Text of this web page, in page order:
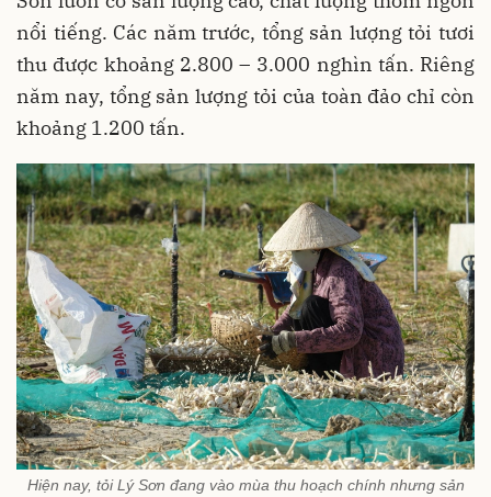
nổi tiếng. Các năm trước, tổng sản lượng tỏi tươi
thu được khoảng 2.800 – 3.000 nghìn tấn. Riêng
năm nay, tổng sản lượng tỏi của toàn đảo chỉ còn
khoảng 1.200 tấn.
Hiện nay, tỏi Lý Sơn đang vào mùa thu hoạch chính nhưng sản